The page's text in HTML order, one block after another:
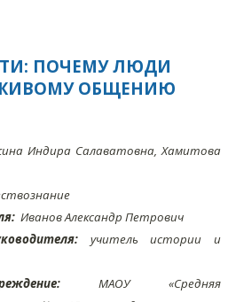
ПОЧЕМУ ЛЮДИ
ОБЩЕНИЮ
Индира Салаватовна, Хамитова
Иванов Александр Петрович
учитель истории и
МАОУ «Средняя